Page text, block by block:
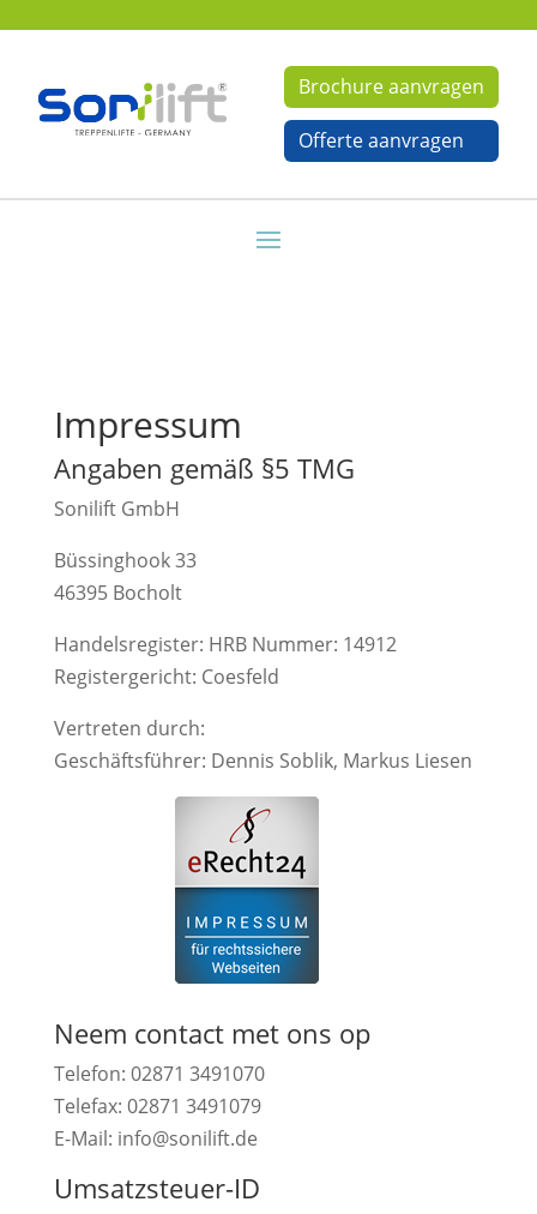
Brochure aanvragen
Offerte aanvragen
Impressum
Angaben gemäß §5 TMG
Sonilift GmbH
Büssinghook 33
46395 Bocholt
Handelsregister: HRB Nummer: 14912
Registergericht: Coesfeld
Vertreten durch:
Geschäftsführer: Dennis Soblik, Markus Liesen
Neem contact met ons op
Telefon: 02871 3491070
Telefax: 02871 3491079
E-Mail: info@sonilift.de
Umsatzsteuer-ID